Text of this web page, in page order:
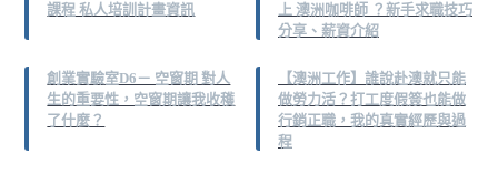
課程 私人培訓計畫資訊
上 澳洲咖啡師 ？新手求職技巧
分享、薪資介紹
創業實驗室D6－ 空窗期 對人
生的重要性，空窗期讓我收穫
了什麼？
【澳洲工作】誰說赴澳就只能
做勞力活？打工度假簽也能做
行銷正職，我的真實經歷與過
程